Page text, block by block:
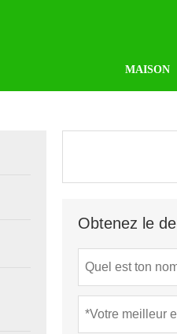
MAISON
Obtenez le